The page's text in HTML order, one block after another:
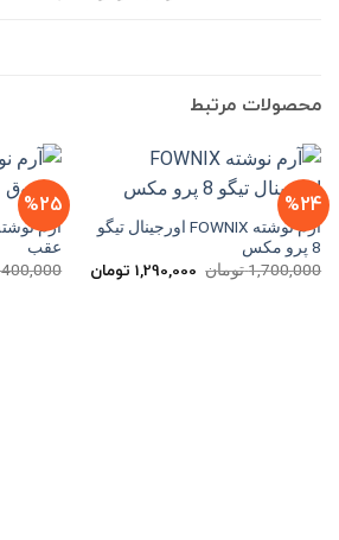
محصولات مرتبط
%24
آرم نوشته FOWNIX اورجینال تیگو
8 پرو مکس
1,700,000تومان قیمت
اصلی
1,290,000 تومانقیمت
فعلی
%25
عقب
400,000